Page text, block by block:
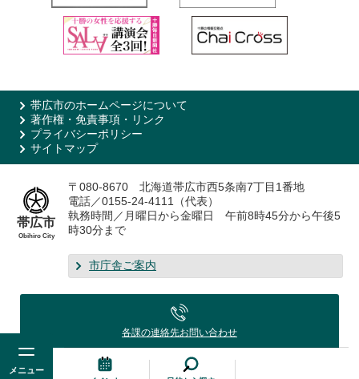
メニュー
帯広市のホームページについて
著作権・免責事項・リンク
プライバシーポリシー
サイトマップ
帯広市
Obihiro City
〒080-8670 北海道帯広市西5条南7丁目1番地
電話／0155-24-4111（代表）
執務時間／月曜日から金曜日 午前8時45分から午後5
時30分まで
市庁舎ご案内
各課の連絡先お問い合わせ